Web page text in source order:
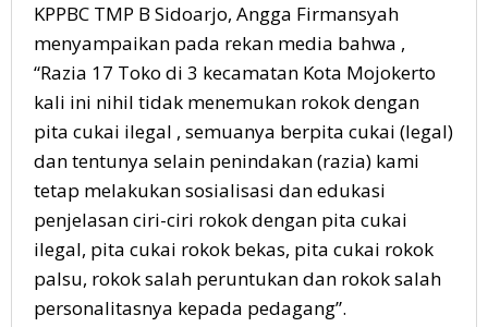
KPPBC TMP B Sidoarjo, Angga Firmansyah
menyampaikan pada rekan media bahwa ,
“Razia 17 Toko di 3 kecamatan Kota Mojokerto
kali ini nihil tidak menemukan rokok dengan
pita cukai ilegal , semuanya berpita cukai (legal)
dan tentunya selain penindakan (razia) kami
tetap melakukan sosialisasi dan edukasi
penjelasan ciri-ciri rokok dengan pita cukai
ilegal, pita cukai rokok bekas, pita cukai rokok
palsu, rokok salah peruntukan dan rokok salah
personalitasnya kepada pedagang”.